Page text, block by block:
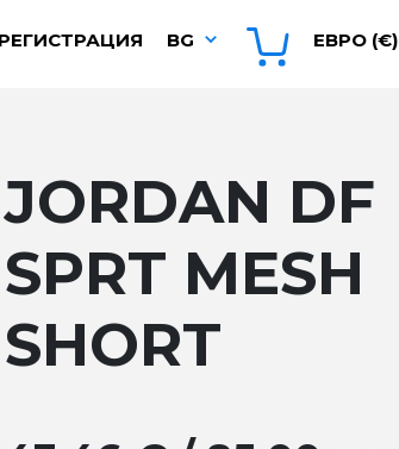
BG ЕВРО (€)
JORDAN DF
SPRT MESH
SHORT